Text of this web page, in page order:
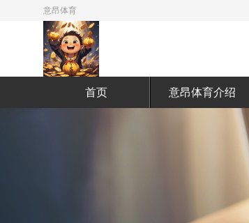
意昂体育
首页 意昂体育介绍